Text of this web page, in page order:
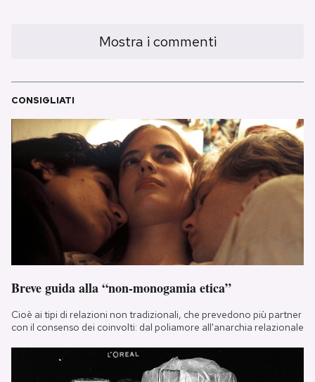
Mostra i commenti
CONSIGLIATI
Breve guida alla “non-monogamia etica”
Cioè ai tipi di relazioni non tradizionali, che prevedono più partner
con il consenso dei coinvolti: dal poliamore all'anarchia relazionale